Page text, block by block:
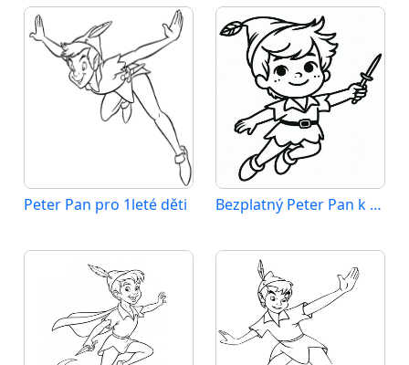
Peter Pan pro 1leté děti Bezplatný Peter Pan k vytištění